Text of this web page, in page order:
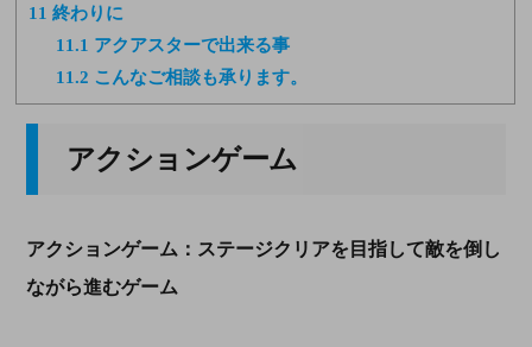
11 終わりに
11.1 アクアスターで出来る事
11.2 こんなご相談も承ります。
アクションゲーム
アクションゲーム：ステージクリアを目指して敵を倒し
ながら進むゲーム